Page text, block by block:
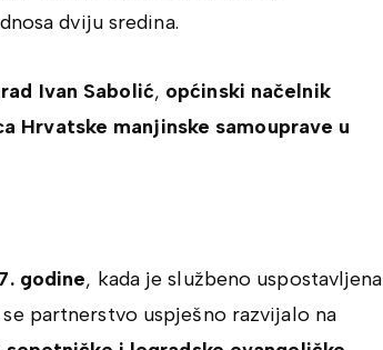
dviju sredina.
Ivan Sabolić, općinski načelnik
Hrvatske manjinske samouprave u
godine, kada je službeno uspostavljena
partnerstvo uspješno razvijalo na